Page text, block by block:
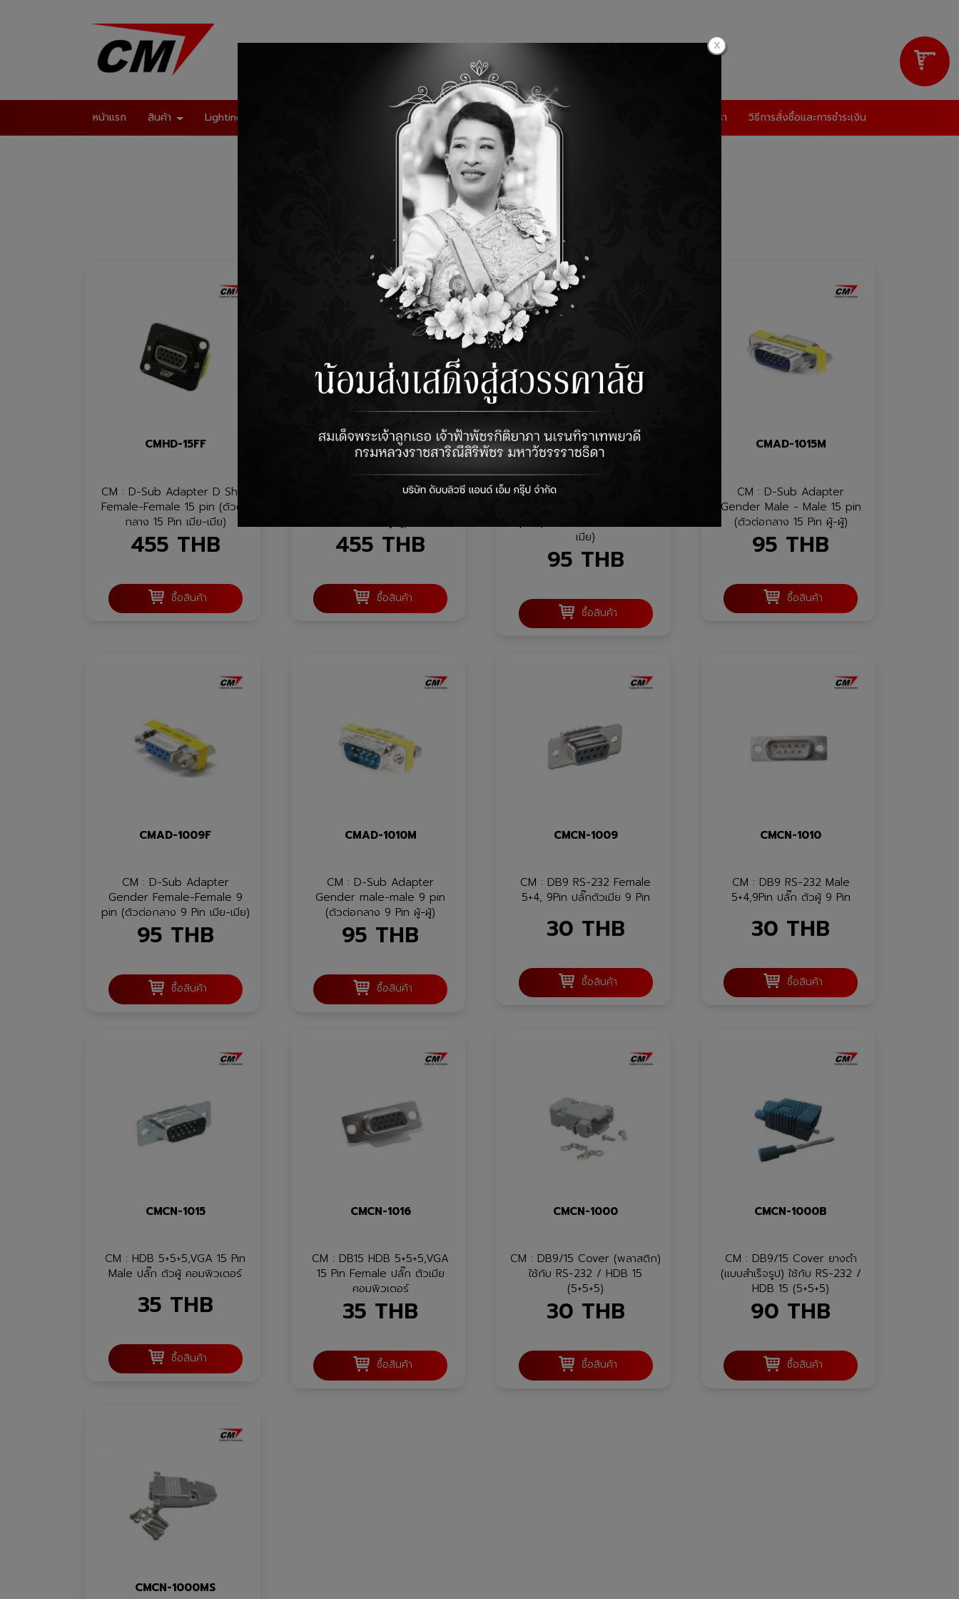
หน้าแรก สินค้า Lighting Systems Multipin & Multicore Systems LED Display Systems เกี่ยวกับเรา วิธีการสั่งซื้อและการชำระเงิน
Product
CM VGA
CMHD-15FF
CM : D-Sub Adapter D Shell
Female-Female 15 pin (ตัวต่อ
กลาง 15 Pin เมีย-เมีย)
455 THB
ซื้อสินค้า
CMHD-15MM
CM : D-Sub Adapter D Shell
455 THB
ซื้อสินค้า
CMAD-1016F
CM : D-Sub Adapter
เมีย)
95 THB
ซื้อสินค้า
CMAD-1015M
CM : D-Sub Adapter
Gender Male - Male 15 pin
(ตัวต่อกลาง 15 Pin ผู้-ผู้)
95 THB
ซื้อสินค้า
CMAD-1009F
CM : D-Sub Adapter
Gender Female-Female 9
pin (ตัวต่อกลาง 9 Pin เมีย-เมีย)
95 THB
ซื้อสินค้า
CMAD-1010M
CM : D-Sub Adapter
Gender male-male 9 pin
(ตัวต่อกลาง 9 Pin ผู้-ผู้)
95 THB
ซื้อสินค้า
CMCN-1009
CM : DB9 RS-232 Female
5+4, 9Pin ปลั๊กตัวเมีย 9 Pin
30 THB
ซื้อสินค้า
CMCN-1010
CM : DB9 RS-232 Male
5+4,9Pin ปลั๊ก ตัวผู้ 9 Pin
30 THB
ซื้อสินค้า
CMCN-1015
CM : HDB 5+5+5,VGA 15 Pin
Male ปลั๊ก ตัวผู้ คอมพิวเตอร์
35 THB
ซื้อสินค้า
CMCN-1016
CM : DB15 HDB 5+5+5,VGA
15 Pin Female ปลั๊ก ตัวเมีย
คอมพิวเตอร์
35 THB
ซื้อสินค้า
CMCN-1000
CM : DB9/15 Cover (พลาสติก)
ใช้กับ RS-232 / HDB 15
(5+5+5)
30 THB
ซื้อสินค้า
CMCN-1000B
CM : DB9/15 Cover ยางดำ
(แบบสำเร็จรูป) ใช้กับ RS-232 /
HDB 15 (5+5+5)
90 THB
ซื้อสินค้า
CMCN-1000MS